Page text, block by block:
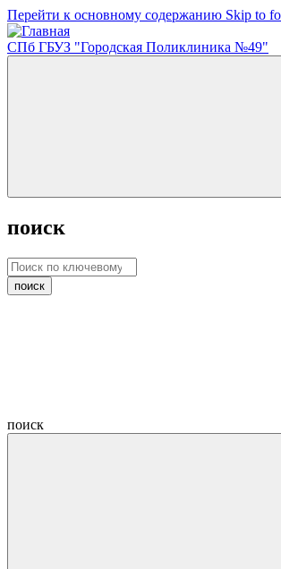
Перейти к основному содержанию Skip to
СПб ГБУЗ "Городская Поликлиника №49"
поиск
поиск
поиск